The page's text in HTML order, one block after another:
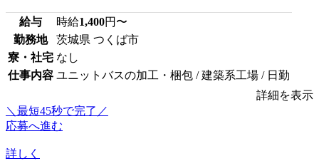
給与 時給1,400円〜
勤務地
茨城県 つくば市
寮・社宅 なし
仕事内容 ユニットバスの加工・梱包 / 建築系工場 / 日勤
詳細を表示
＼最短45秒で完了／
応募へ進む
詳しく